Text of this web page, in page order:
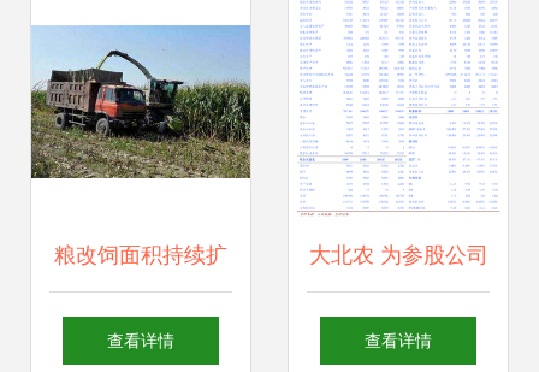
粮改饲面积持续扩
大 畜牧渔业饲料销
查看详情
大北农 为参股公司
提供担保的关联交
查看详情